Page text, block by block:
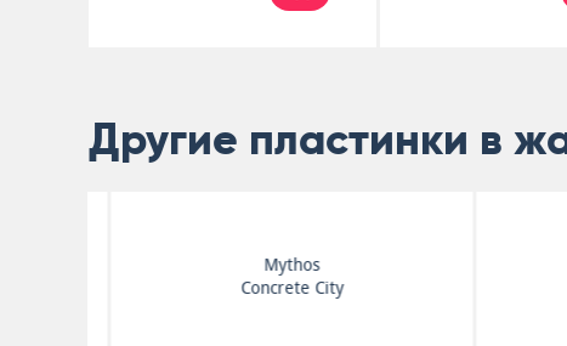
Другие пластинки в
Mythos
Concrete City